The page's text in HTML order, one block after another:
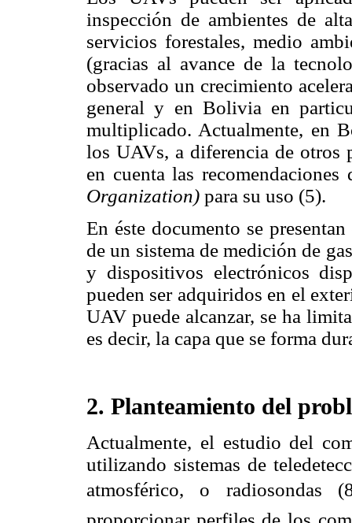
inspección de ambientes de
servicios forestales, medio
(gracias al avance de la
observado un crecimiento
general y en Bolivia en
multiplicado. Actualmente, en
los UAVs, a diferencia de otros
en cuenta las
Organization) para su uso (5).
En éste documento se
de un sistema de medición de
y dispositivos electrónicos
pueden ser adquiridos en el
UAV puede alcanzar, se ha
es decir, la capa que se forma
2. Planteamiento del
Actualmente, el estudio del
utilizando sistemas de
atmosférico, o radiosondas